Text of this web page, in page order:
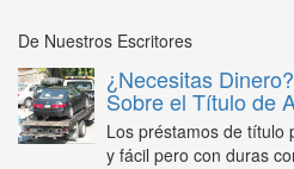
De Nuestros Escritores
¿Necesitas
Sobre el Título de
Los préstamos de título
y fácil pero con duras